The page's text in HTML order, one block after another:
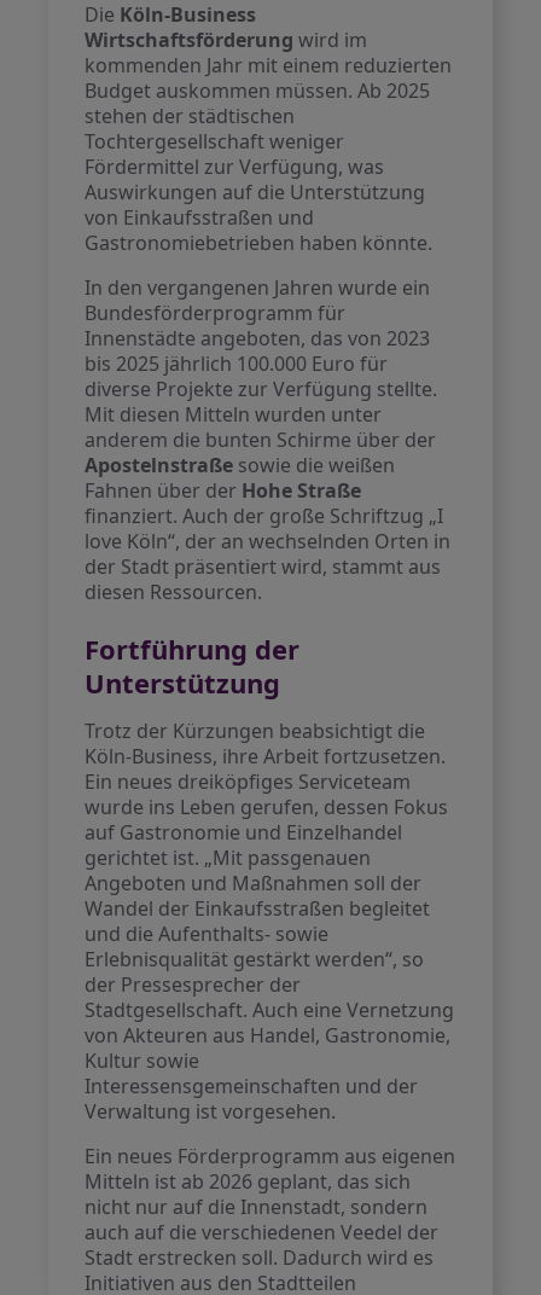
Die Köln-Business
Wirtschaftsförderung wird im
kommenden Jahr mit einem reduzierten
Budget auskommen müssen. Ab 2025
stehen der städtischen
Tochtergesellschaft weniger
Fördermittel zur Verfügung, was
Auswirkungen auf die Unterstützung
von Einkaufsstraßen und
Gastronomiebetrieben haben könnte.
In den vergangenen Jahren wurde ein
Bundesförderprogramm für
Innenstädte angeboten, das von 2023
bis 2025 jährlich 100.000 Euro für
diverse Projekte zur Verfügung stellte.
Mit diesen Mitteln wurden unter
anderem die bunten Schirme über der
Apostelnstraße sowie die weißen
Fahnen über der Hohe Straße
finanziert. Auch der große Schriftzug „I
love Köln“, der an wechselnden Orten in
der Stadt präsentiert wird, stammt aus
diesen Ressourcen.
Fortführung der
Unterstützung
Trotz der Kürzungen beabsichtigt die
Köln-Business, ihre Arbeit fortzusetzen.
Ein neues dreiköpfiges Serviceteam
wurde ins Leben gerufen, dessen Fokus
auf Gastronomie und Einzelhandel
gerichtet ist. „Mit passgenauen
Angeboten und Maßnahmen soll der
Wandel der Einkaufsstraßen begleitet
und die Aufenthalts- sowie
Erlebnisqualität gestärkt werden“, so
der Pressesprecher der
Stadtgesellschaft. Auch eine Vernetzung
von Akteuren aus Handel, Gastronomie,
Kultur sowie
Interessensgemeinschaften und der
Verwaltung ist vorgesehen.
Ein neues Förderprogramm aus eigenen
Mitteln ist ab 2026 geplant, das sich
nicht nur auf die Innenstadt, sondern
auch auf die verschiedenen Veedel der
Stadt erstrecken soll. Dadurch wird es
Initiativen aus den Stadtteilen